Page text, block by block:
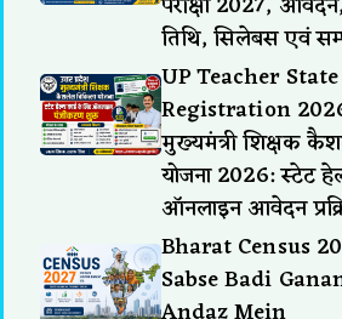
तिथि, सिलेबस एवं
UP Teacher
Registration
मुख्यमंत्री शिक्षक
योजना 2026: स्टेट
ऑनलाइन आवेदन
Bharat Census
Sabse Badi